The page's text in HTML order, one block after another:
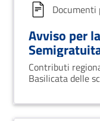
Documenti
Avviso per
2025/2026
Contributi
Basilicata delle